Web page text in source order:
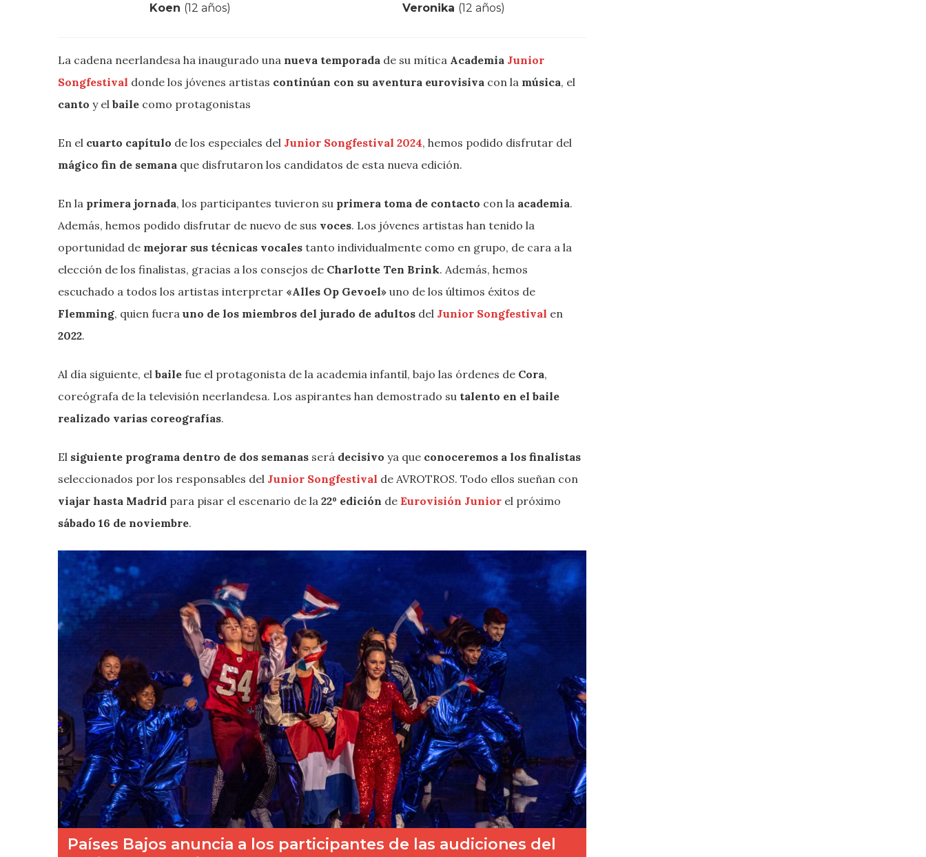
Koen (12 años) Veronika (12 años)
La cadena neerlandesa ha inaugurado una nueva temporada de su mítica Academia Junior
Songfestival donde los jóvenes artistas continúan con su aventura eurovisiva con la música, el
canto y el baile como protagonistas
En el cuarto capítulo de los especiales del Junior Songfestival 2024, hemos podido disfrutar del
mágico fin de semana que disfrutaron los candidatos de esta nueva edición.
En la primera jornada, los participantes tuvieron su primera toma de contacto con la academia.
Además, hemos podido disfrutar de nuevo de sus voces. Los jóvenes artistas han tenido la
oportunidad de mejorar sus técnicas vocales tanto individualmente como en grupo, de cara a la
elección de los finalistas, gracias a los consejos de Charlotte Ten Brink. Además, hemos
escuchado a todos los artistas interpretar «Alles Op Gevoel» uno de los últimos éxitos de
Flemming, quien fuera uno de los miembros del jurado de adultos del Junior Songfestival en
2022.
Al día siguiente, el baile fue el protagonista de la academia infantil, bajo las órdenes de Cora,
coreógrafa de la televisión neerlandesa. Los aspirantes han demostrado su talento en el baile
realizado varias coreografías.
El siguiente programa dentro de dos semanas será decisivo ya que conoceremos a los finalistas
seleccionados por los responsables del Junior Songfestival de AVROTROS. Todo ellos sueñan con
viajar hasta Madrid para pisar el escenario de la 22º edición de Eurovisión Junior el próximo
sábado 16 de noviembre.